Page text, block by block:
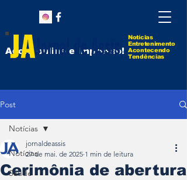
Notícias
Entretenimento
Acontecendo
Tendências
Agora online e impresso!
Post
Notícias
Saúde
Notícias
Cerimônia de abertura
jornaldeassis
27 de mai. de 2025 1 min de leitura